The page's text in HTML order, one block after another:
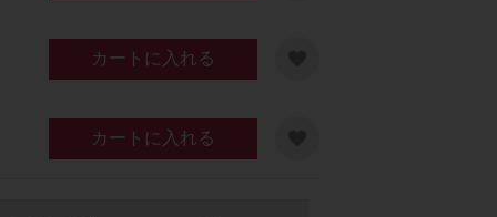
カートに入れる
カートに入れる